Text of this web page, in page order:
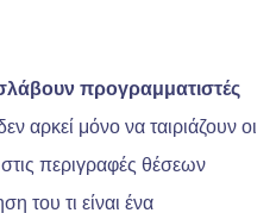
προγραμματιστές
αρκεί μόνο να ταιριάζουν οι
περιγραφές θέσεων
του τι είναι ένα